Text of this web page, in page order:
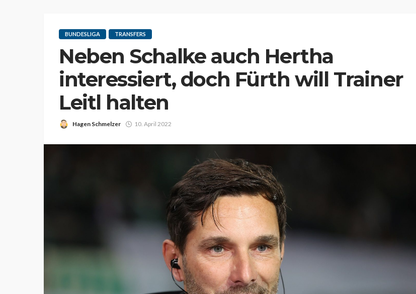
BUNDESLIGA TRANSFERS
Neben Schalke auch Hertha
interessiert, doch Fürth will Trainer
Leitl halten
Hagen Schmelzer 10. April 2022